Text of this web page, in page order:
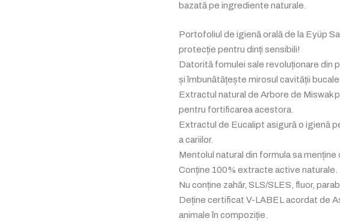
bazată pe ingrediente naturale.
Portofoliul de igienă orală de la Eyüp
protecție pentru dinți sensibili!
Datorită fomulei sale revoluționare din
și îmbunătățește mirosul cavității bucale.
Extractul natural de Arbore de Miswak
pentru fortificarea acestora.
Extractul de Eucalipt asigură o igienă
a cariilor.
Mentolul natural din formula sa
Conține 100% extracte active naturale.
Nu conține zahăr, SLS/SLES, fluor,
Deține certificat V-LABEL acordat de
animale în compoziție.